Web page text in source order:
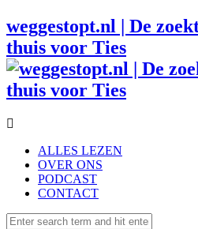
weggestopt.nl | De
thuis voor Ties
ALLES LEZEN
OVER ONS
PODCAST
CONTACT